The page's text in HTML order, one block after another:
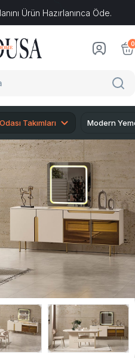
Ürün Hazırlanınca Öde.
0
Takımları Modern
Hazırlanmıştır.